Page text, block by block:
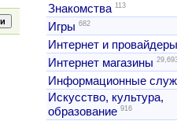
Знакомства 113
Игры 682
Интернет и провайдеры
Интернет магазины
Информационные
Искусство, культура,
образование 916